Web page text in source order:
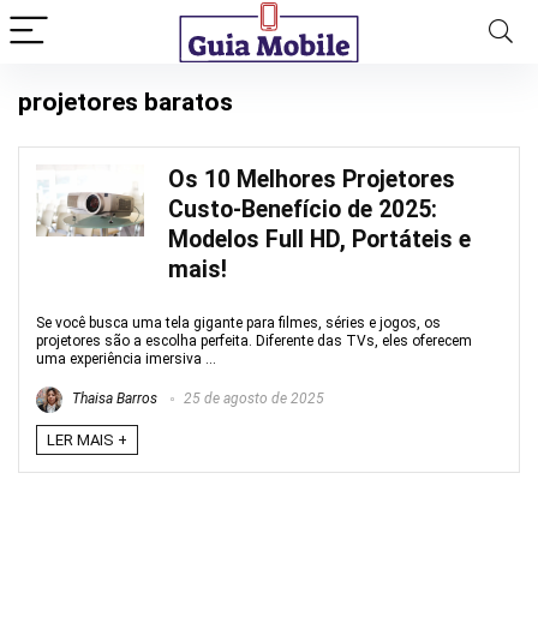
projetores baratos
Os 10 Melhores Projetores
Custo-Benefício de 2025:
Modelos Full HD, Portáteis e
mais!
Se você busca uma tela gigante para filmes, séries e jogos, os
projetores são a escolha perfeita. Diferente das TVs, eles oferecem
uma experiência imersiva ...
Thaisa Barros 25 de agosto de 2025
LER MAIS +